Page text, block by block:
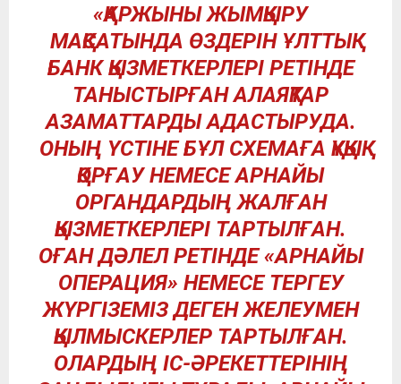
«ҚАРЖЫНЫ ЖЫМҚЫРУ
МАҚСАТЫНДА ӨЗДЕРІН ҰЛТТЫҚ
БАНК ҚЫЗМЕТКЕРЛЕРІ РЕТІНДЕ
ТАНЫСТЫРҒАН АЛАЯҚТАР
АЗАМАТТАРДЫ АДАСТЫРУДА.
ОНЫҢ ҮСТІНЕ БҰЛ СХЕМАҒА ҚҰҚЫҚ
ҚОРҒАУ НЕМЕСЕ АРНАЙЫ
ОРГАНДАРДЫҢ ЖАЛҒАН
ҚЫЗМЕТКЕРЛЕРІ ТАРТЫЛҒАН.
ОҒАН ДӘЛЕЛ РЕТІНДЕ «АРНАЙЫ
ОПЕРАЦИЯ» НЕМЕСЕ ТЕРГЕУ
ЖҮРГІЗЕМІЗ ДЕГЕН ЖЕЛЕУМЕН
ҚЫЛМЫСКЕРЛЕР ТАРТЫЛҒАН.
ОЛАРДЫҢ ІС-ӘРЕКЕТТЕРІНІҢ